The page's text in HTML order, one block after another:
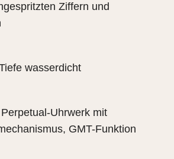
Ziffern und
wasserdicht
Uhrwerk mit
GMT-Funktion